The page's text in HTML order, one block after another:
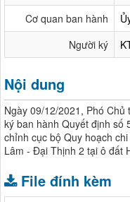
Cơ quan ban hành
Người ký
Nội dung
Ngày 09/12/2021, Phó
ký ban hành Quyết định số
chỉnh cục bộ Quy hoạch
Lâm - Đại Thịnh 2 tại ô đất
File đính kèm